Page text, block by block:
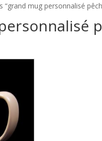
“grand mug personnalisé